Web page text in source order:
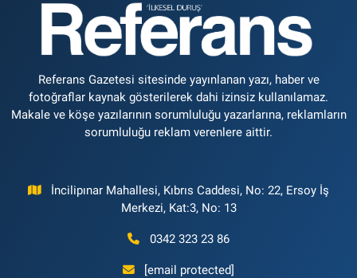
Referans Gazetesi sitesinde yayınlanan yazı, haber ve
fotoğraflar kaynak gösterilerek dahi izinsiz kullanılamaz.
Makale ve köşe yazılarının sorumluluğu yazarlarına, reklamların
sorumluluğu reklam verenlere aittir.
İncilipınar Mahallesi, Kıbrıs Caddesi, No: 22, Ersoy İş
Merkezi, Kat:3, No: 13
0342 323 23 86
[email protected]